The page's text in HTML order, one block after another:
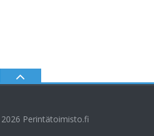
Perintätoimisto.fi